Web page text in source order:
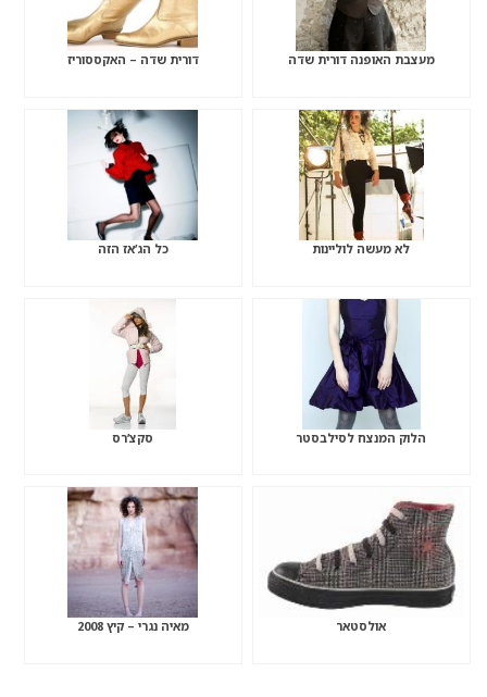
מעצבת האופנה דורית שדה דורית שדה – האקססוריז
לא מעשה לוליינות כל הג’אז הזה
הלוק המנצח לסילבסטר סקצ’רס
אולסטאר מאיה נגרי – קיץ 2008